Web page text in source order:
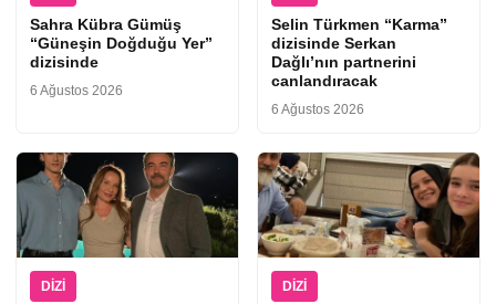
Sahra Kübra Gümüş
“Güneşin Doğduğu Yer”
dizisinde
6 Ağustos 2026
Selin Türkmen “Karma”
dizisinde Serkan
Dağlı’nın partnerini
canlandıracak
6 Ağustos 2026
DIZI DIZI